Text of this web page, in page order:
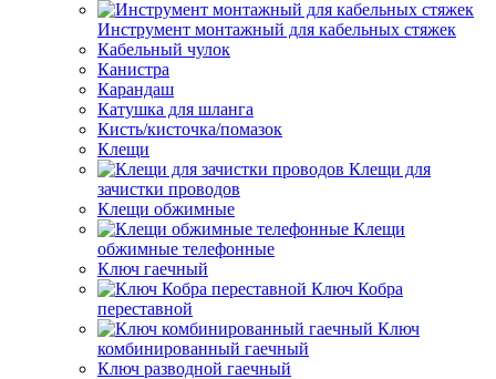
Инструмент монтажный для кабельных стяжек
Кабельный чулок
Канистра
Карандаш
Катушка для шланга
Кисть/кисточка/помазок
Клещи
Клещи для
зачистки проводов
Клещи обжимные
Клещи
обжимные телефонные
Ключ гаечный
Ключ Кобра
переставной
Ключ
комбинированный гаечный
Ключ разводной гаечный